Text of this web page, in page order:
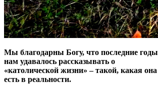
Мы благодарны Богу, что последние годы
нам удавалось рассказывать о
«католической жизни» – такой, какая она
есть в реальности.